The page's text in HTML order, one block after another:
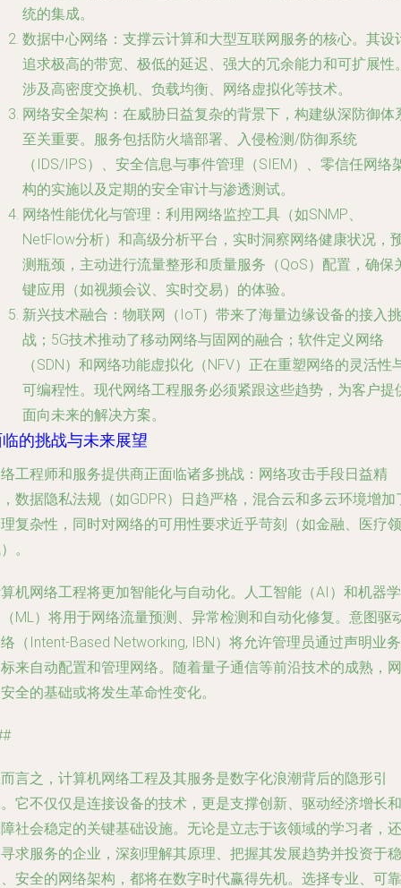
统的集成。
数据中心网络 ：支撑云计算和大型互联网服务的核心。其设
追求极高的带宽、极低的延迟、强大的冗余能力和可扩展性
涉及高密度交换机、负载均衡、网络虚拟化等技术。
网络安全架构 ：在威胁日益复杂的背景下，构建纵深防御体
至关重要。服务包括防火墙部署、入侵检测/防御系统
（IDS/IPS）、安全信息与事件管理（SIEM）、零信任网络
构的实施以及定期的安全审计与渗透测试。
网络性能优化与管理 ：利用网络监控工具（如SNMP、
NetFlow分析）和高级分析平台，实时洞察网络健康状况，
测瓶颈，主动进行流量整形和质量服务（QoS）配置，确保
键应用（如视频会议、实时交易）的体验。
新兴技术融合 ：物联网（IoT）带来了海量边缘设备的接入挑
战；5G技术推动了移动网络与固网的融合；软件定义网络
（SDN）和网络功能虚拟化（NFV）正在重塑网络的灵活性
可编程性。现代网络工程服务必须紧跟这些趋势，为客户提
面向未来的解决方案。
的挑战与未来展望
工程师和服务提供商正面临诸多挑战：网络攻击手段日益精
数据隐私法规（如GDPR）日趋严格，混合云和多云环境增加
复杂性，同时对网络的可用性要求近乎苛刻（如金融、医疗领
。
机网络工程将更加智能化与自动化。人工智能（AI）和机器学
ML）将用于网络流量预测、异常检测和自动化修复。意图驱
（Intent-Based Networking, IBN）将允许管理员通过声明业务
来自动配置和管理网络。随着量子通信等前沿技术的成熟，网
全的基础或将发生革命性变化。
言之，计算机网络工程及其服务是数字化浪潮背后的隐形引
它不仅仅是连接设备的技术，更是支撑创新、驱动经济增长和
社会稳定的关键基础设施。无论是立志于该领域的学习者，还
求服务的企业，深刻理解其原理、把握其发展趋势并投资于稳
安全的网络架构，都将在数字时代赢得先机。选择专业、可靠